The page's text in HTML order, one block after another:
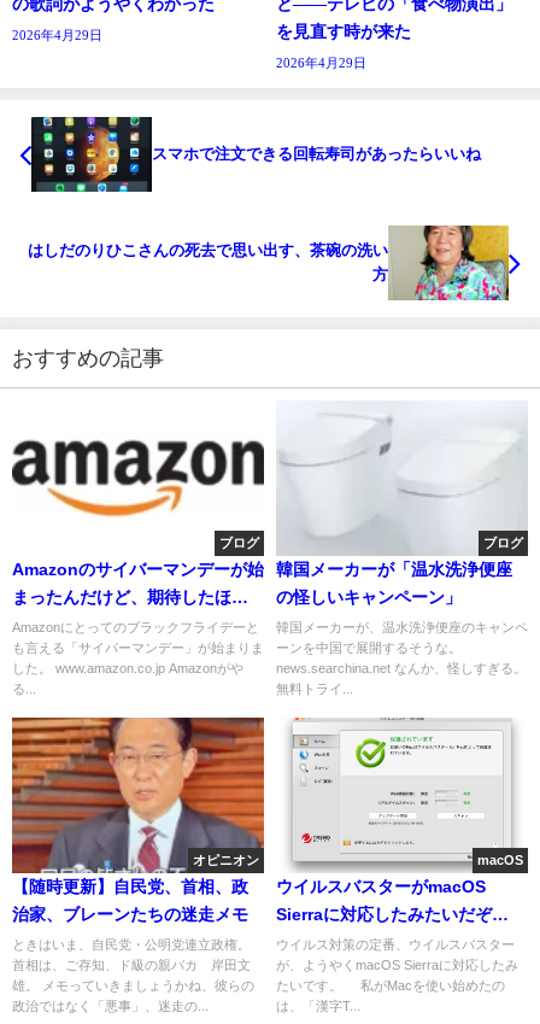
2026年4月29日
を見直す時が来た
2026年4月29日
スマホで注文できる回転寿司があったらいいね
はしだのりひこさんの死去で思い出す、茶碗の洗い
方
おすすめの記事
ブログ
Amazonのサイバーマンデーが始
まったんだけど、期待したほど
ではなかったです
Amazonにとってのブラックフライデーと
も言える「サイバーマンデー」が始まりま
した。 www.amazon.co.jp Amazonがや
る...
ブログ
韓国メーカーが「温水洗浄便座
の怪しいキャンペーン」
韓国メーカーが、温水洗浄便座のキャンペ
ーンを中国で展開するそうな。
news.searchina.net なんか、怪しすぎる。
無料トライ...
オピニオン
【随時更新】自民党、首相、政
治家、ブレーンたちの迷走メモ
ときはいま、自民党・公明党連立政権。
首相は、ご存知、ド級の親バカ 岸田文
雄。 メモっていきましょうかね、彼らの
政治ではなく「悪事」、迷走の...
macOS
ウイルスバスターがmacOS
Sierraに対応したみたいだぞ
#macossierrajp
ウイルス対策の定番、ウイルスバスター
が、ようやくmacOS Sierraに対応したみ
たいです。 私がMacを使い始めたの
は、「漢字T...